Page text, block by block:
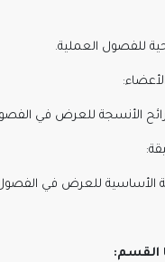
للفصول العملية.
الأنسجة للعرض في
الأساسية للعرض في
القسم: